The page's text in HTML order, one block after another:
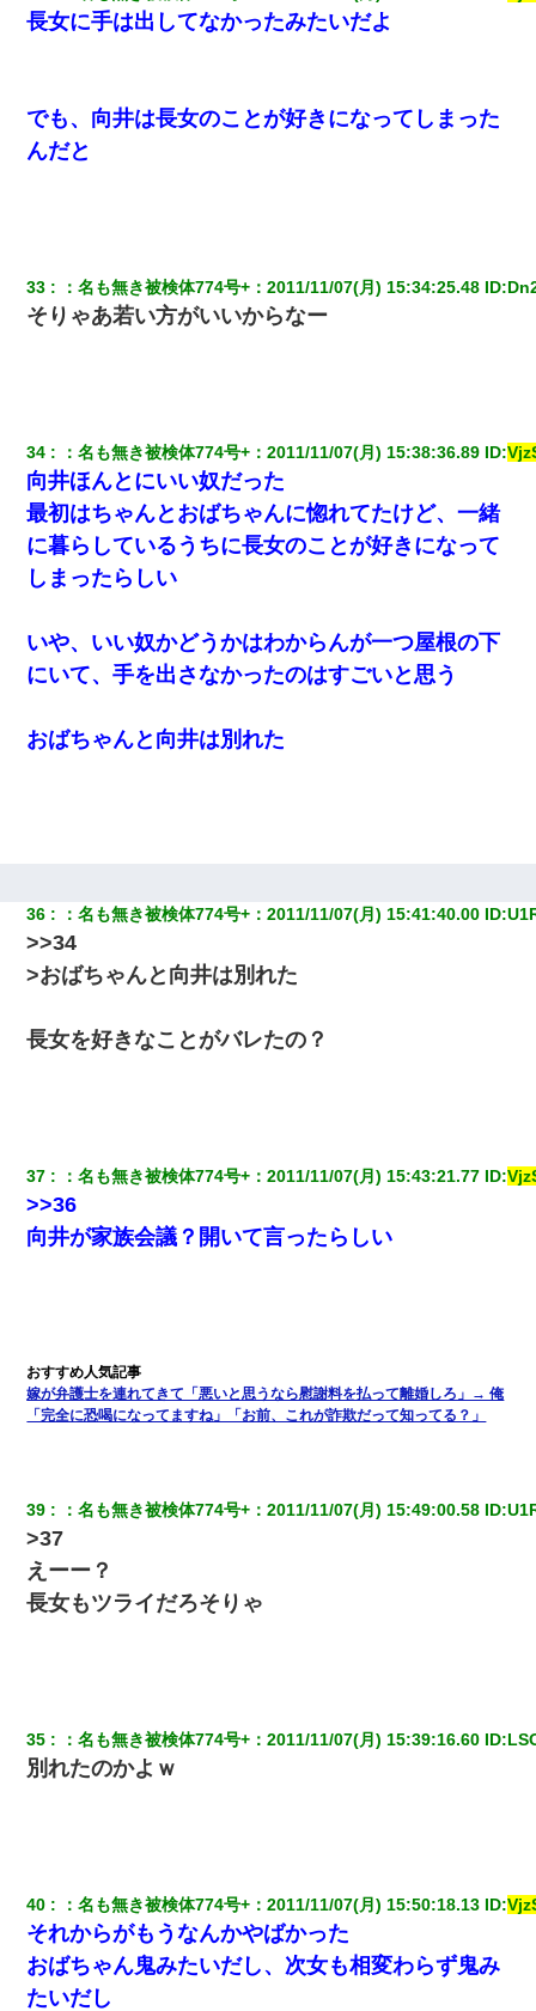
長女に手は出してなかったみたいだよ
でも、向井は長女のことが好きになってしまった
んだと
33 ：名も無き被検体774号+ ：2011/11/07(月) 15:34:25.48 ID:
そりゃあ若い方がいいからなー
34 ：名も無き被検体774号+ ：2011/11/07(月) 15:38:36.89 ID:
向井ほんとにいい奴だった
最初はちゃんとおばちゃんに惚れてたけど、一緒
に暮らしているうちに長女のことが好きになって
しまったらしい
いや、いい奴かどうかはわからんが一つ屋根の下
にいて、手を出さなかったのはすごいと思う
おばちゃんと向井は別れた
36 ：名も無き被検体774号+ ：2011/11/07(月) 15:41:40.00 ID:
>>34
>おばちゃんと向井は別れた
長女を好きなことがバレたの？
37 ：名も無き被検体774号+ ：2011/11/07(月) 15:43:21.77 ID:
>>36
向井が家族会議？開いて言ったらしい
嫁が弁護士を連れてきて「悪いと思うなら慰謝料を払って離婚しろ」→ 俺
「完全に恐喝になってますね」「お前、これが詐欺だって知ってる？」
39 ：名も無き被検体774号+ ：2011/11/07(月) 15:49:00.58 ID:
>37
えーー？
長女もツライだろそりゃ
35 ：名も無き被検体774号+ ：2011/11/07(月) 15:39:16.60 ID:
別れたのかよｗ
40 ：名も無き被検体774号+ ：2011/11/07(月) 15:50:18.13 ID:
それからがもうなんかやばかった
おばちゃん鬼みたいだし、次女も相変わらず鬼み
たいだし